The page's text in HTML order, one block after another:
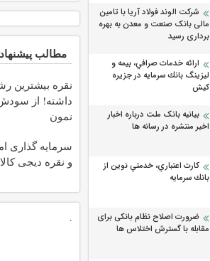
شرکت الوند فولاد آریا با تامین
مالی بانک صنعت و معدن به بهره
برداری رسید
ارائه خدمات صرافي، بيمه و
ليزينگ بانك سرمايه در جزيره
كيش
بیانیه بانک ملت درباره اخبار
اخیر منتشره در رسانه ها
كارت اعتباري، خدمتي نوين از
بانك سرمايه
ضرورت اصلاح نظام بانکی برای
مقابله با گسترش اختلاس ها
مطالب
نقره بیشترین
داشته! از
نمون
سرمایه گذاری
و نقره دیجی کالا
.